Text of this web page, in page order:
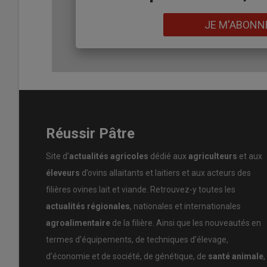
très présents sur les réseaux sociaux», àvoter pour
semaine, un internaute tiré au sort remporteraun
Rédaction Réussir
JE
Réussir Pâtre
Site d’actualités agricoles dédié aux agriculteurs et aux
éleveurs d’ovins allaitants et laitiers et aux acteurs des
filières ovines lait et viande. Retrouvez-y toutes les
actualités régionales, nationales et internationales
agroalimentaire de la filière. Ainsi que les nouveautés en
termes d’équipements, de techniques d’élevage,
d’économie et de société, de génétique, de santé animale,